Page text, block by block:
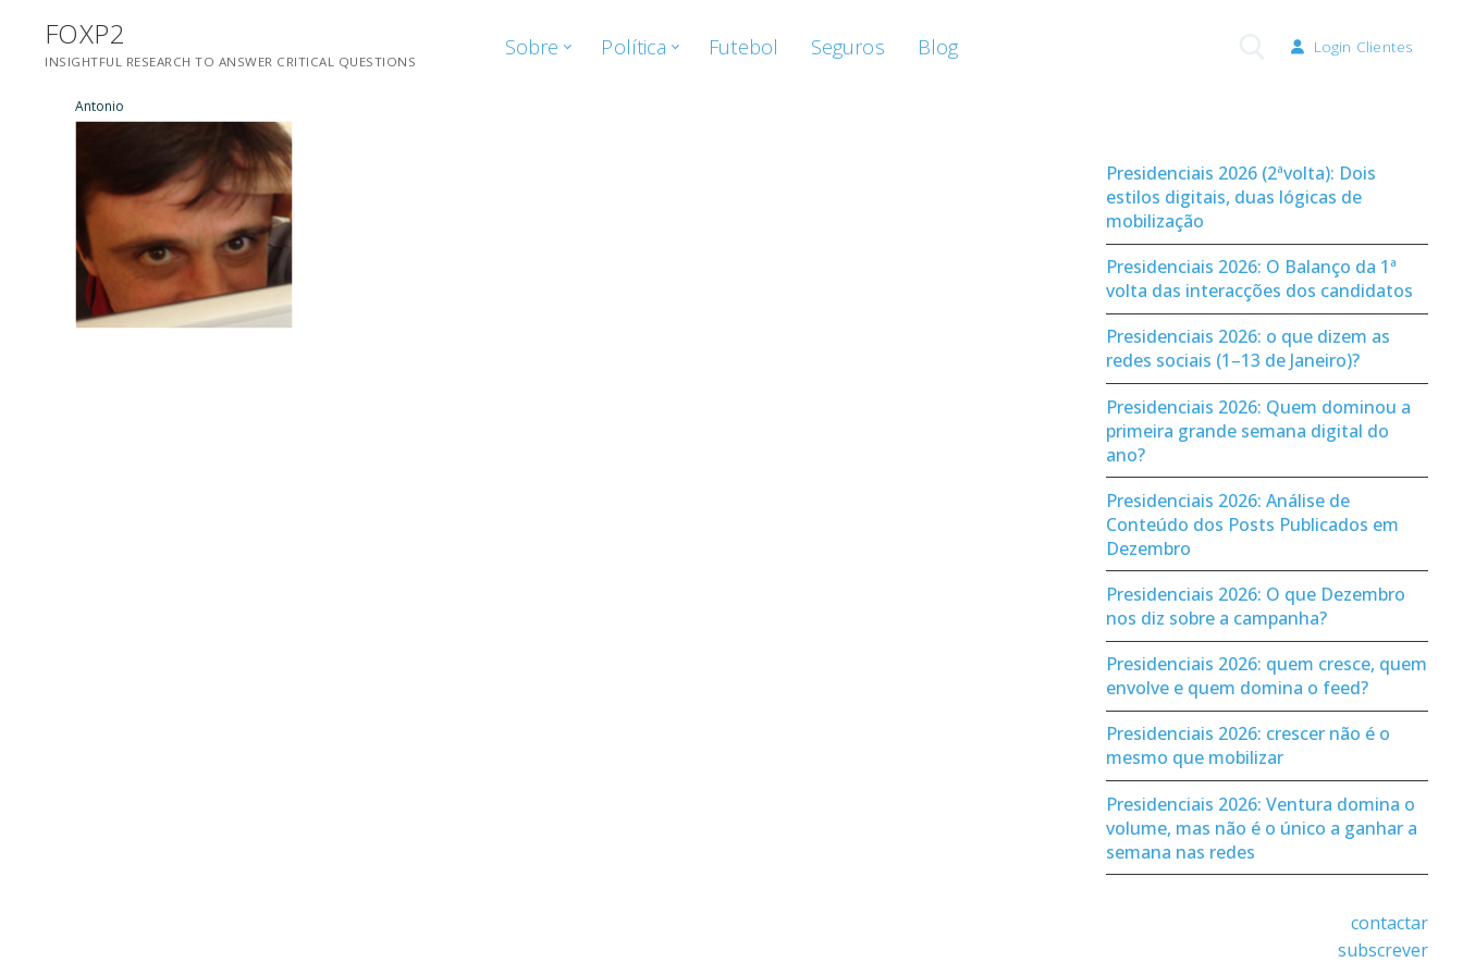
conteúdo
FOXP2
INSIGHTFUL RESEARCH TO ANSWER CRITICAL QUESTIONS
Sobre Política Futebol Seguros Blog Login Clientes
Antonio
Presidenciais 2026 (2ªvolta): Dois
estilos digitais, duas lógicas de
mobilização
Presidenciais 2026: O Balanço da 1ª
volta das interacções dos candidatos
Presidenciais 2026: o que dizem as
redes sociais (1–13 de Janeiro)?
Presidenciais 2026: Quem dominou a
primeira grande semana digital do
ano?
Presidenciais 2026: Análise de
Conteúdo dos Posts Publicados em
Dezembro
Presidenciais 2026: O que Dezembro
nos diz sobre a campanha?
Presidenciais 2026: quem cresce, quem
envolve e quem domina o feed?
Presidenciais 2026: crescer não é o
mesmo que mobilizar
Presidenciais 2026: Ventura domina o
volume, mas não é o único a ganhar a
semana nas redes
contactar
subscrever